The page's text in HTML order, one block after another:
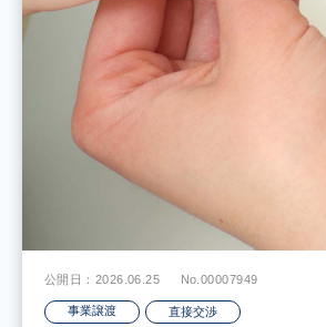
公開日：2026.06.25 No.00007949
事業譲渡 直接交渉